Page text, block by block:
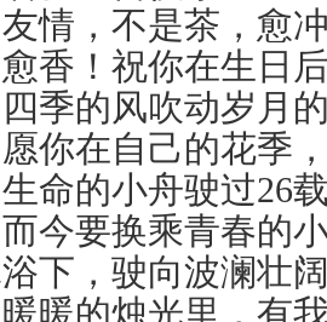
情，不是茶，愈
香！祝你在生日
季的风吹动岁月
你在自己的花季
命的小舟驶过26
今要换乘青春的
下，驶向波澜壮
暖的烛光里，有